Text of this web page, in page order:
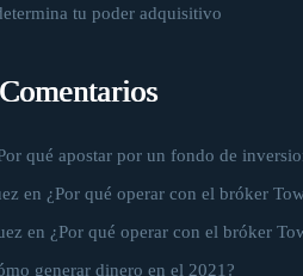
tu poder adquisitivo
qué apostar por un fondo de
en ¿Por qué operar con el bróker
en ¿Por qué operar con el bróker
generar dinero en el 2021?